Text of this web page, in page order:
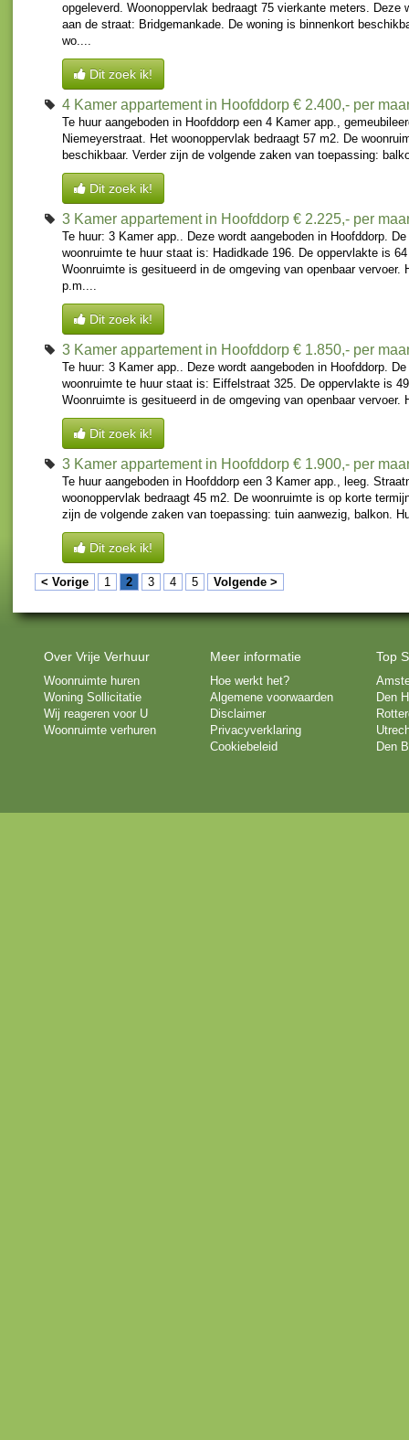
opgeleverd. Woonoppervlak bedraagt 75 vierkante meters. Deze
aan de straat: Bridgemankade. De woning is binnenkort
wo....
Dit zoek ik!
4 Kamer appartement in Hoofddorp € 2.400,- per
Te huur aangeboden in Hoofddorp een 4 Kamer app.,
Niemeyerstraat. Het woonoppervlak bedraagt 57 m2. De
beschikbaar. Verder zijn de volgende zaken van toepassing:
Dit zoek ik!
3 Kamer appartement in Hoofddorp € 2.225,- per
Te huur: 3 Kamer app.. Deze wordt aangeboden in Hoofddorp.
woonruimte te huur staat is: Hadidkade 196. De oppervlakte is
Woonruimte is gesitueerd in de omgeving van openbaar vervoer.
p.m....
Dit zoek ik!
3 Kamer appartement in Hoofddorp € 1.850,- per
Te huur: 3 Kamer app.. Deze wordt aangeboden in Hoofddorp.
woonruimte te huur staat is: Eiffelstraat 325. De oppervlakte is
Woonruimte is gesitueerd in de omgeving van openbaar vervoer.
Dit zoek ik!
3 Kamer appartement in Hoofddorp € 1.900,- per
Te huur aangeboden in Hoofddorp een 3 Kamer app., leeg.
woonoppervlak bedraagt 45 m2. De woonruimte is op korte
zijn de volgende zaken van toepassing: tuin aanwezig, balkon.
Dit zoek ik!
< Vorige 1 2 3 4 5 Volgende >
Over Vrije Verhuur
Woonruimte huren
Woning Sollicitatie
Wij reageren voor U
Woonruimte verhuren
Meer informatie
Hoe werkt het?
Algemene voorwaarden
Disclaimer
Privacyverklaring
Cookiebeleid
Top
Den
Den